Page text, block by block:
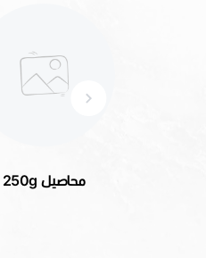
محاصيل 1K